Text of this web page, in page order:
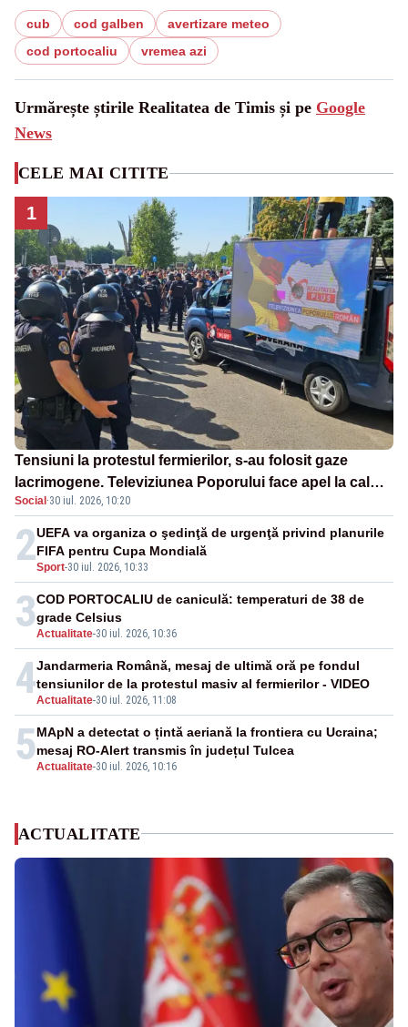
cub cod galben
avertizare meteo
cod portocaliu
vremea azi
Urmărește știrile Realitatea de Timis și pe Google
News
CELE MAI CITITE
1
Tensiuni la protestul fermierilor, s-au folosit gaze
lacrimogene. Televiziunea Poporului face apel la calm
– LIVE TEXT
Social·30 iul. 2026, 10:20
2Sport-30 iul. 2026, 10:33
UEFA va organiza o şedinţă de urgenţă privind planurile
FIFA pentru Cupa Mondială
3Actualitate-30 iul. 2026, 10:36
COD PORTOCALIU de caniculă: temperaturi de 38 de
grade Celsius
4Actualitate-30 iul. 2026, 11:08
Jandarmeria Română, mesaj de ultimă oră pe fondul
tensiunilor de la protestul masiv al fermierilor - VIDEO
5Actualitate-30 iul. 2026, 10:16
MApN a detectat o țintă aeriană la frontiera cu Ucraina;
mesaj RO-Alert transmis în județul Tulcea
ACTUALITATE